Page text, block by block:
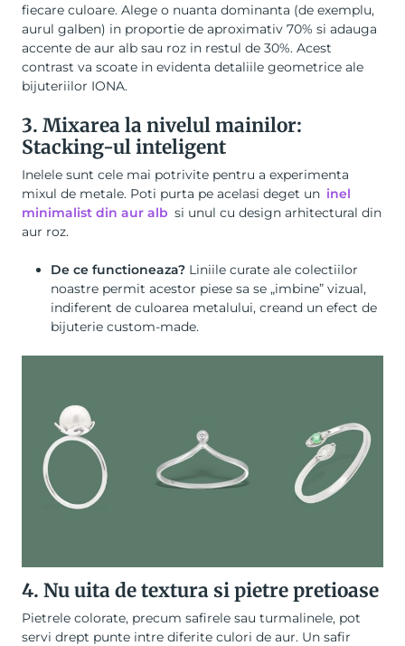
fiecare culoare. Alege o nuanta dominanta (de exemplu,
aurul galben) in proportie de aproximativ 70% si adauga
accente de aur alb sau roz in restul de 30%. Acest
contrast va scoate in evidenta detaliile geometrice ale
bijuteriilor IONA.
3. Mixarea la nivelul mainilor:
Stacking-ul inteligent
Inelele sunt cele mai potrivite pentru a experimenta
mixul de metale. Poti purta pe acelasi deget un inel
minimalist din aur alb si unul cu design arhitectural din
aur roz.
De ce functioneaza? Liniile curate ale colectiilor
noastre permit acestor piese sa se „imbine” vizual,
indiferent de culoarea metalului, creand un efect de
bijuterie custom-made.
4. Nu uita de textura si pietre pretioase
Pietrele colorate, precum safirele sau turmalinele, pot
servi drept punte intre diferite culori de aur. Un safir